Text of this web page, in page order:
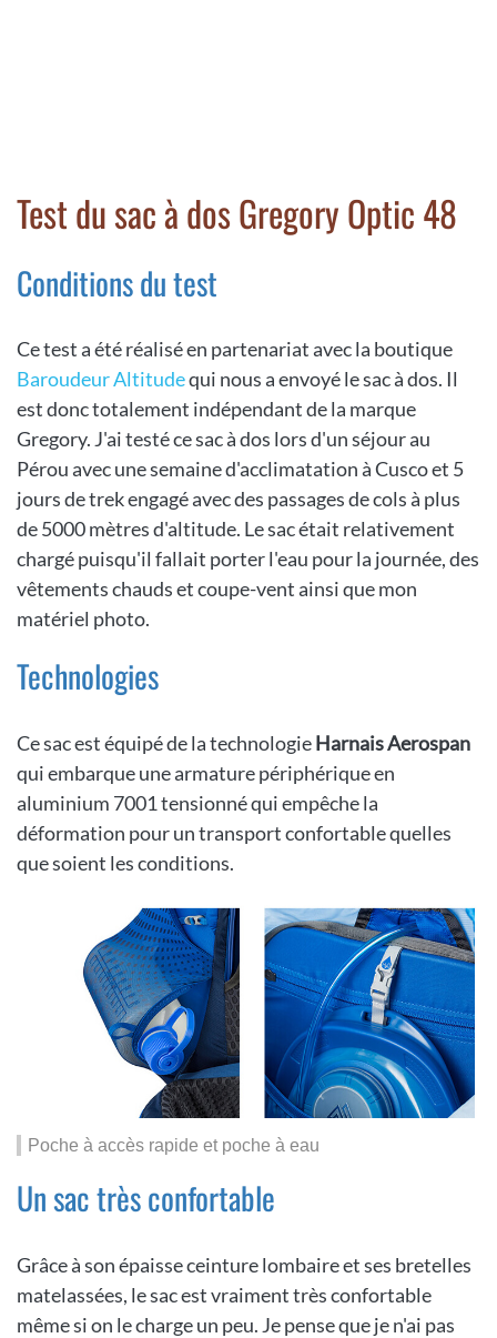
Test du sac à dos Gregory Optic 48
Conditions du test
Ce test a été réalisé en partenariat avec la boutique
Baroudeur Altitudequi nous a envoyé le sac à dos. Il
est donc totalement indépendant de la marque
Gregory. J'ai testé ce sac à dos lors d'un séjour au
Pérou avec une semaine d'acclimatation à Cusco et 5
jours de trek engagé avec des passages de cols à plus
de 5000 mètres d'altitude. Le sac était relativement
chargé puisqu'il fallait porter l'eau pour la journée, des
vêtements chauds et coupe-vent ainsi que mon
matériel photo.
Technologies
Ce sac est équipé de la technologieHarnais Aerospan
qui embarque une armature périphérique en
aluminium 7001 tensionné qui empêche la
déformation pour un transport confortable quelles
que soient les conditions.
Poche à accès rapide et poche à eau
Un sac très confortable
Grâce à son épaisse ceinture lombaire et ses bretelles
matelassées, le sac est vraiment très confortable
même si on le charge un peu. Je pense que je n'ai pas